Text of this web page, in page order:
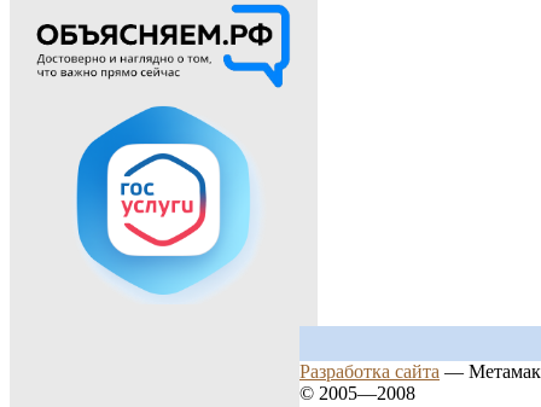
Разработка сайта —
© 2005—2008